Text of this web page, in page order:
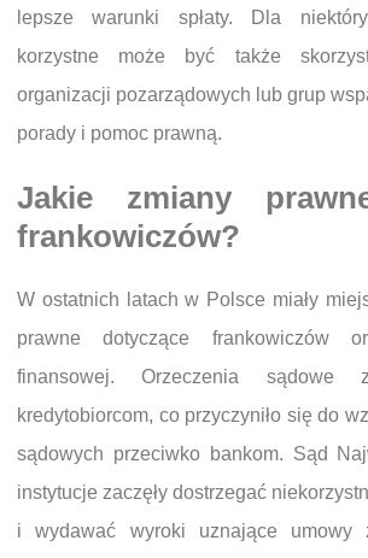
lepsze warunki spłaty. Dla
korzystne może być także
organizacji pozarządowych lub grup
porady i pomoc prawną.
Jakie zmiany
frankowiczów?
W ostatnich latach w Polsce miały
prawne dotyczące frankowiczów
finansowej. Orzeczenia sądowe
kredytobiorcom, co przyczyniło się do
sądowych przeciwko bankom. Sąd
instytucje zaczęły dostrzegać
i wydawać wyroki uznające umowy